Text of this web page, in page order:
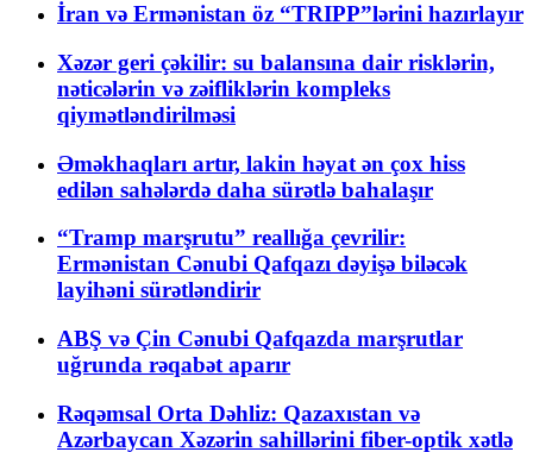
İran və Ermənistan öz “TRIPP”lərini hazırlayır
Xəzər geri çəkilir: su balansına dair risklərin,
nəticələrin və zəifliklərin kompleks
qiymətləndirilməsi
Əməkhaqları artır, lakin həyat ən çox hiss
edilən sahələrdə daha sürətlə bahalaşır
“Tramp marşrutu” reallığa çevrilir:
Ermənistan Cənubi Qafqazı dəyişə biləcək
layihəni sürətləndirir
ABŞ və Çin Cənubi Qafqazda marşrutlar
uğrunda rəqabət aparır
Rəqəmsal Orta Dəhliz: Qazaxıstan və
Azərbaycan Xəzərin sahillərini fiber-optik xətlə